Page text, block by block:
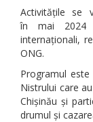
Activitățile se
în mai 2024
internaționali,
ONG.
Programul
Nistrului care
Chișinău și
drumul și